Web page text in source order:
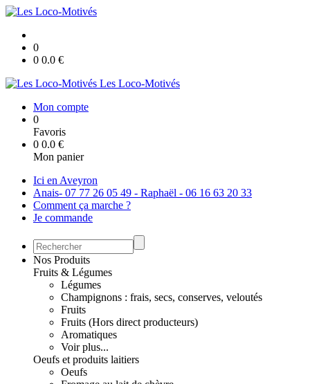
0
0 0.0 €
Les Loco-Motivés
Mon compte
0
Favoris
0 0.0 €
Mon panier
Ici en Aveyron
Anais- 07 77 26 05 49 - Raphaël - 06 16 63 20 33
Comment ça marche ?
Je commande
Nos Produits
Fruits & Légumes
Légumes
Champignons : frais, secs, conserves, veloutés
Fruits
Fruits (Hors direct producteurs)
Aromatiques
Voir plus...
Oeufs et produits laitiers
Oeufs